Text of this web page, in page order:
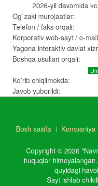
2026-yil davomida
Og`zaki murojaatlar:
Telefon / faks orqali:
Korporativ web-sayt / e-
Yagona interaktiv davlat
Boshqa usullari orqali:
Ko’rib chiqilmokda:
Javob yuborildi:
Bosh saxifa Kompaniya
Copyright © 2026
huquqlar
quyidagi
Sayt ishlab